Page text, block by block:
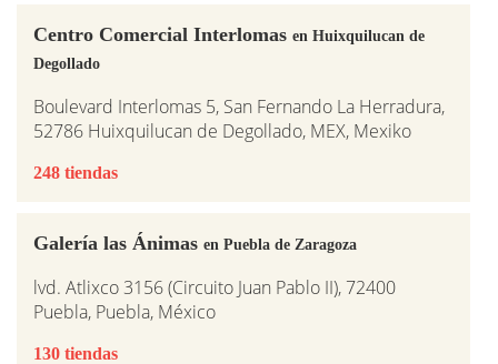
Centro Comercial Interlomas en Huixquilucan de
Degollado
Boulevard Interlomas 5, San Fernando La Herradura,
52786 Huixquilucan de Degollado, MEX, Mexiko
248 tiendas
Galería las Ánimas en Puebla de Zaragoza
lvd. Atlixco 3156 (Circuito Juan Pablo II), 72400
Puebla, Puebla, México
130 tiendas